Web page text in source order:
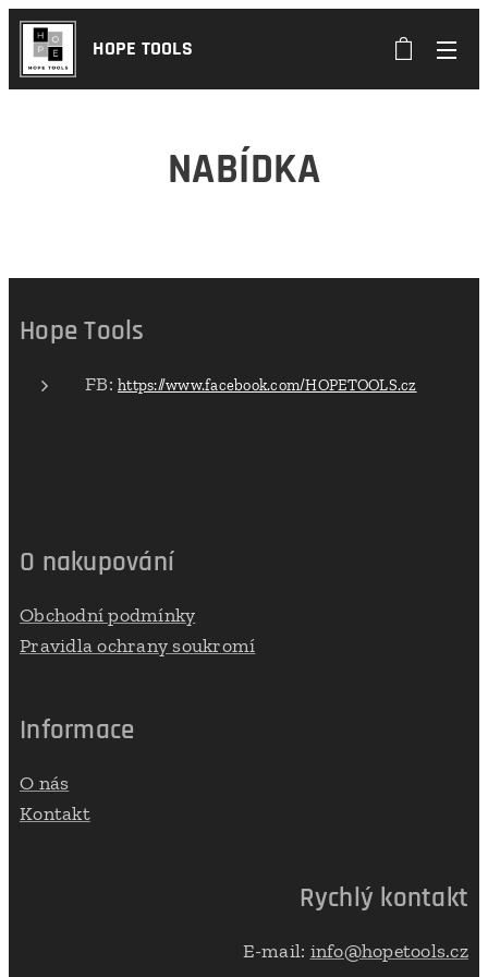
HOPE TOOLS
NABÍDKA
Hope Tools
FB:https://www.facebook.com/HOPETOOLS.cz
O nakupování
Obchodní podmínky
Pravidla ochrany soukromí
Informace
O nás
Kontakt
Rychlý kontakt
E-mail: info@hopetools.cz